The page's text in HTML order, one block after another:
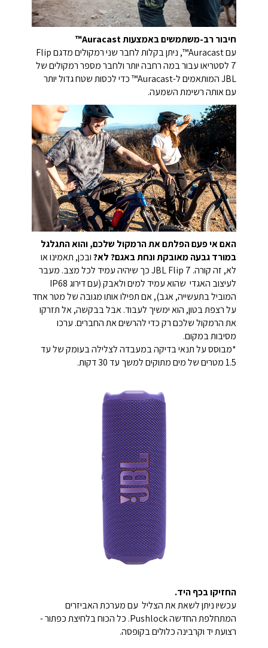
חיבור רב-משתמשים באמצעות Auracast™
עם Auracast™, ניתן בקלות לחבר שני רמקולים מדגם Flip
7 לסטריאו עבור במה רחבה יותר ולחבר מספר רמקולים של
JBL המותאמים ל-Auracast™ כדי לכסות שטח גדול יותר
עם אותה רשימת השמעה.
האם אי פעם הפלתם את הרמקול שלכם, והוא התגלגל
במורד גבעה מאובקת ונחת באגם? לא?ובכן, תאמינו או
לא, זה קורה. JBL Flip 7 כך שיהיה עמיד לכל מצב. מעבר
לעיצוב האגדי שהוא עמיד למים ולאבק (עם דירוג IP68
המוביל בתעשייה, אגב), אם תפילו אותו מגובה של מטר אחד
על רצפת בטון, הוא ימשיך לעבוד. אבל בבקשה, אל תזרקו
את הרמקול שלכם רק כדי להרשים את החברים. ערכו
מסיבות במקום.
*מבוסס על תנאי בדיקה במעבדה לצלילה בעומק של עד
1.5 מטרים של מים מתוקים למשך עד 30 דקות.
החזיקו בכף היד.
עכשיו ניתן לשאת את הצליל עם מערכת האביזרים
המתחלפת החדשה Pushlock. כל הכוח בלחיצת כפתור -
רצועת יד וקרבינה כלולים בקופסה.